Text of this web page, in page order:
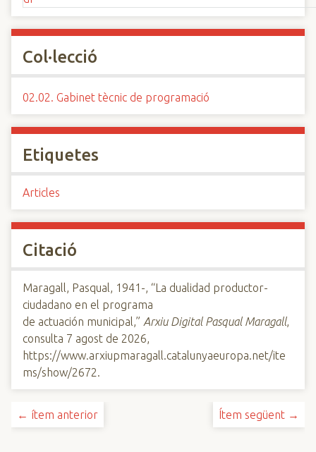
Col·lecció
02.02. Gabinet tècnic de programació
Etiquetes
Articles
Citació
Maragall, Pasqual, 1941-, “La dualidad productor-
ciudadano en el programa
de actuación municipal,” Arxiu Digital Pasqual Maragall,
consulta 7 agost de 2026,
https://www.arxiupmaragall.catalunyaeuropa.net/ite
ms/show/2672.
← ítem anterior Ítem següent →